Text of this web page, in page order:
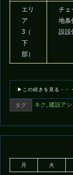
エリ
ア
3（
下
部）
チェ
地条
設設
▶この続きを見る・・
タグ キク , 建設アシ
月 火